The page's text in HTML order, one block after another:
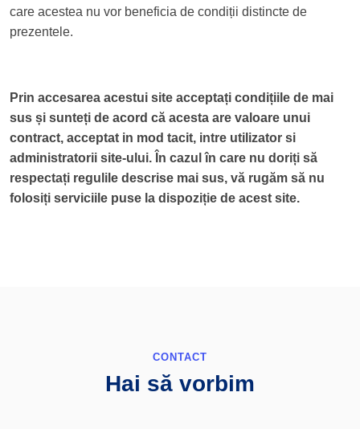
care acestea nu vor beneficia de condiții distincte de
prezentele.
Prin accesarea acestui site acceptați condițiile de mai
sus și sunteți de acord că acesta are valoare unui
contract, acceptat in mod tacit, intre utilizator si
administratorii site-ului. În cazul în care nu doriți să
respectați regulile descrise mai sus, vă rugăm să nu
folosiți serviciile puse la dispoziție de acest site.
CONTACT
Hai să vorbim